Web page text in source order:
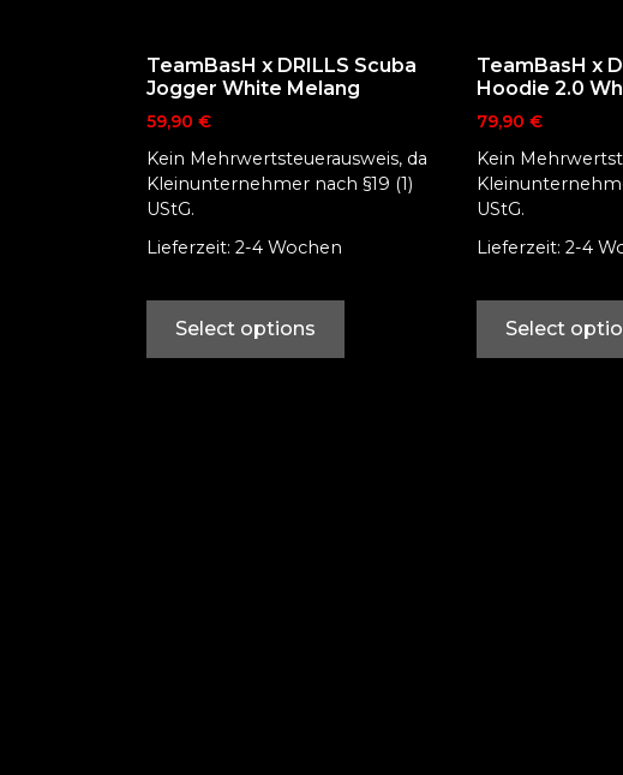
TeamBasH x DRILLS Scuba
Jogger White Melang
59,90 €
Kein Mehrwertsteuerausweis, da
Kleinunternehmer nach §19 (1)
UStG.
Lieferzeit: 2-4 Wochen
Select options
TeamBasH x
Hoodie 2.0
79,90 €
Kein
UStG.
Lieferzeit: 2-4
Select